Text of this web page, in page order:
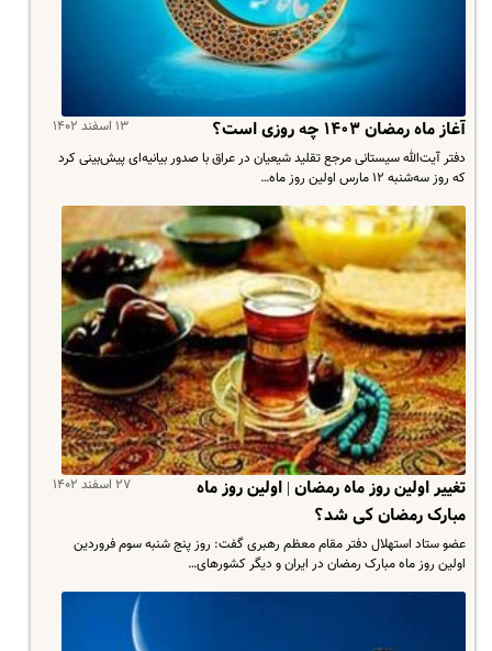
۱۳ اسفند ۱۴۰۲ آغاز ماه رمضان ۱۴۰۳ چه روزی است؟
دفتر آیت‌الله سیستانی مرجع تقلید شیعیان در عراق با صدور بیانیه‌ای پیش‌بینی کرد
که روز سه‌شنبه ۱۲ مارس اولین روز ماه…
۲۷ اسفند ۱۴۰۲
تغییر اولین روز ماه رمضان | اولین روز ماه
مبارک رمضان کی شد؟
عضو ستاد استهلال دفتر مقام معظم رهبری گفت: روز پنج شنبه سوم فروردین
اولین روز ماه مبارک رمضان در ایران و دیگر کشورهای…